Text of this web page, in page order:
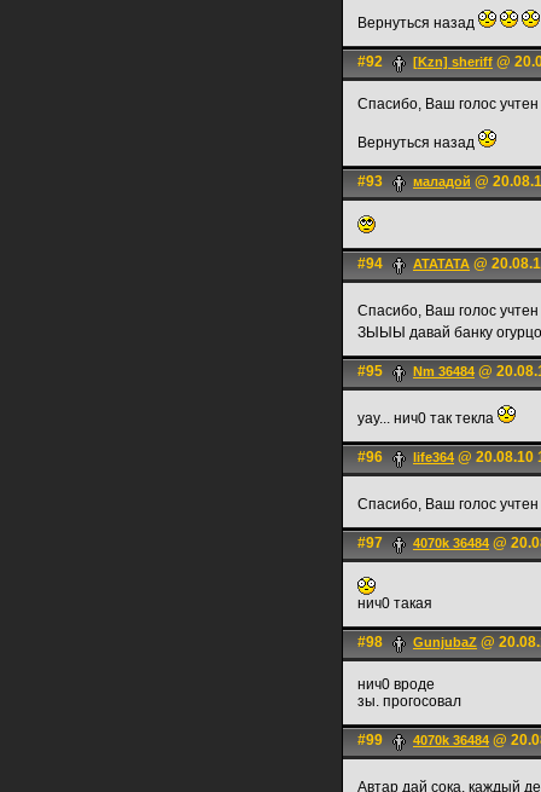
Вернуться назад
#92 [Kzn] sheriff @
Спасибо, Ваш голос учтен
Вернуться назад
#93 маладой @
#94 ATATATA @
Спасибо, Ваш голос учтен
ЗЫЫЫ давай банку
#95 Nm 36484 @
уау... нич0 так текла
#96 life364 @ 20.08.10
Спасибо, Ваш голос учтен
#97 4070k 36484 @
нич0 такая
#98 GunjubaZ @
нич0 вроде
зы. прогосовал
#99 4070k 36484 @
Автар дай сока, каждый